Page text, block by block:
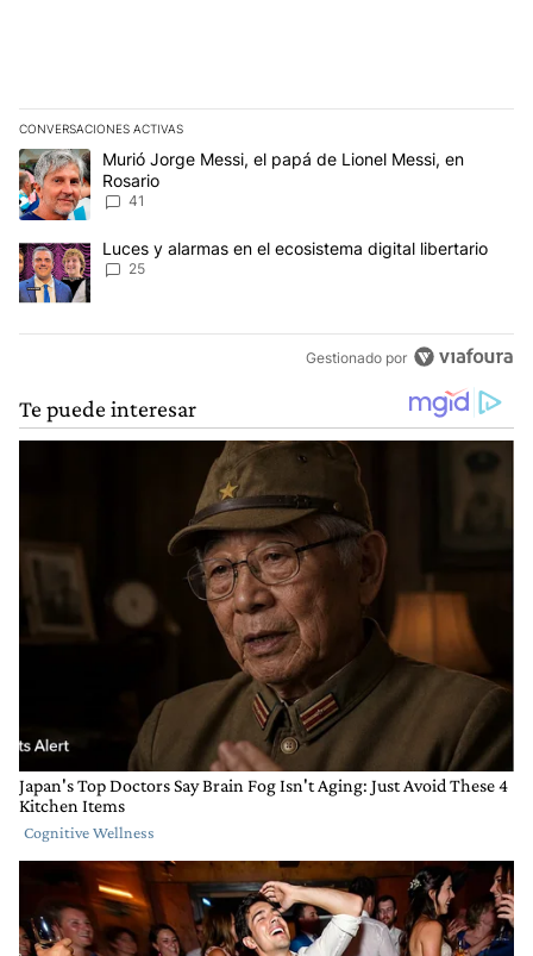
CONVERSACIONES ACTIVAS
Este listado muestra los artículos con más comentarios en los
Un artículo de tendencia con el título "Murió Jorge Messi, el papá
Murió Jorge Messi, el papá de Lionel Messi, en
Rosario
41
Un artículo de tendencia con el título "Luces y alarmas en el
Luces y alarmas en el ecosistema digital libertario
25
Gestionado por